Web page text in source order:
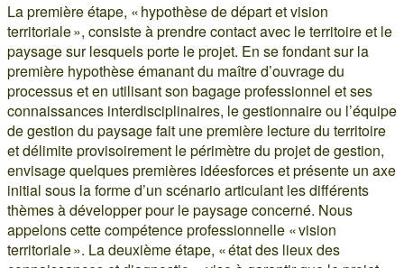
La première étape, « hypothèse de départ et vision
territoriale », consiste à prendre contact avec le territoire et le
paysage sur lesquels porte le projet. En se fondant sur la
première hypothèse émanant du maître d’ouvrage du
processus et en utilisant son bagage professionnel et ses
connaissances interdisciplinaires, le gestionnaire ou l’équipe
de gestion du paysage fait une première lecture du territoire
et délimite provisoirement le périmètre du projet de gestion,
envisage quelques premières idéesforces et présente un axe
initial sous la forme d’un scénario articulant les différents
thèmes à développer pour le paysage concerné. Nous
appelons cette compétence professionnelle « vision
territoriale ». La deuxième étape, « état des lieux des